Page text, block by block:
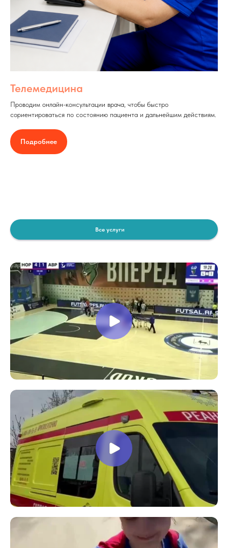
Телемедицина
Проводим онлайн-консультации врача, чтобы быстро
сориентироваться по состоянию пациента и дальнейшим действиям.
Подробнее
Все услуги